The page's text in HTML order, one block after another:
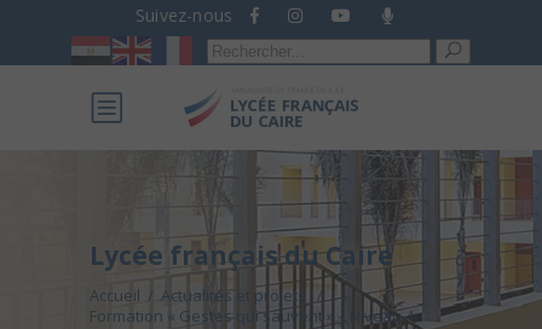
Suivez-nous
Recherche
pour :
Lycée français du Caire
Accueil / Actualités et projets
/
Formation « Gestes qui sauvent » – Niveau 4e